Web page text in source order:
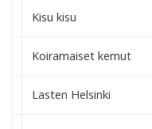
Kisu kisu
Koiramaiset kemut
Lasten Helsinki